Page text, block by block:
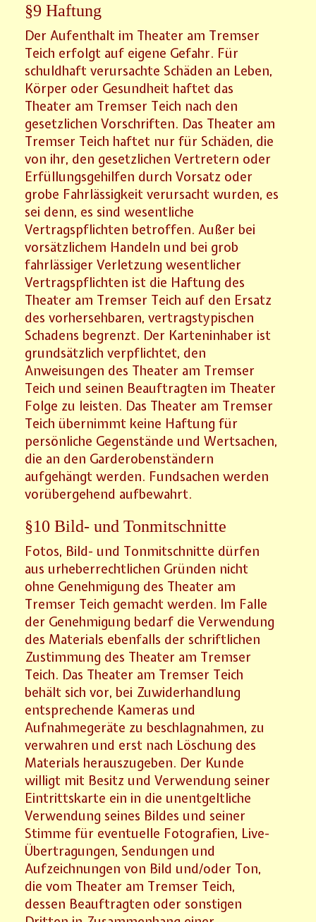
§9 Haftung
Der Aufenthalt im Theater am Tremser
Teich erfolgt auf eigene Gefahr. Für
schuldhaft verursachte Schäden an Leben,
Körper oder Gesundheit haftet das
Theater am Tremser Teich nach den
gesetzlichen Vorschriften. Das Theater am
Tremser Teich haftet nur für Schäden, die
von ihr, den gesetzlichen Vertretern oder
Erfüllungsgehilfen durch Vorsatz oder
grobe Fahrlässigkeit verursacht wurden, es
sei denn, es sind wesentliche
Vertragspflichten betroffen. Außer bei
vorsätzlichem Handeln und bei grob
fahrlässiger Verletzung wesentlicher
Vertragspflichten ist die Haftung des
Theater am Tremser Teich auf den Ersatz
des vorhersehbaren, vertragstypischen
Schadens begrenzt. Der Karteninhaber ist
grundsätzlich verpflichtet, den
Anweisungen des Theater am Tremser
Teich und seinen Beauftragten im Theater
Folge zu leisten. Das Theater am Tremser
Teich übernimmt keine Haftung für
persönliche Gegenstände und Wertsachen,
die an den Garderobenständern
aufgehängt werden. Fundsachen werden
vorübergehend aufbewahrt.
§10 Bild- und Tonmitschnitte
Fotos, Bild- und Tonmitschnitte dürfen
aus urheberrechtlichen Gründen nicht
ohne Genehmigung des Theater am
Tremser Teich gemacht werden. Im Falle
der Genehmigung bedarf die Verwendung
des Materials ebenfalls der schriftlichen
Zustimmung des Theater am Tremser
Teich. Das Theater am Tremser Teich
behält sich vor, bei Zuwiderhandlung
entsprechende Kameras und
Aufnahmegeräte zu beschlagnahmen, zu
verwahren und erst nach Löschung des
Materials herauszugeben. Der Kunde
willigt mit Besitz und Verwendung seiner
Eintrittskarte ein in die unentgeltliche
Verwendung seines Bildes und seiner
Stimme für eventuelle Fotografien, Live-
Übertragungen, Sendungen und
Aufzeichnungen von Bild und/oder Ton,
die vom Theater am Tremser Teich,
dessen Beauftragten oder sonstigen